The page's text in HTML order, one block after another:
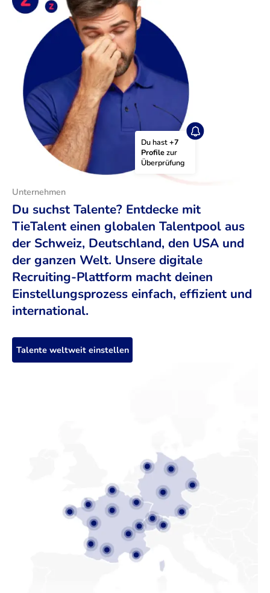
Du hast +7
Profile zur
Überprüfung
Unternehmen
Du suchst Talente? Entdecke mit
TieTalent einen globalen Talentpool aus
der Schweiz, Deutschland, den USA und
der ganzen Welt. Unsere digitale
Recruiting-Plattform macht deinen
Einstellungsprozess einfach, effizient und
international.
Talente weltweit einstellen